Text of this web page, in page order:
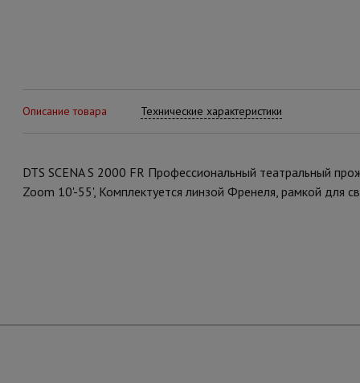
Описание товара Технические характеристики
DTS SCENA S 2000 FR Профессиональный театральный
Zoom 10'-55', Комплектуется линзой Френеля, рамкой для